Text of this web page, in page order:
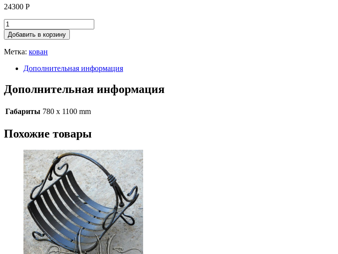
24300 Р
Добавить в корзину
Метка: кован
Дополнительная информация
Дополнительная информация
Габариты 780 x 1100 mm
Похожие товары